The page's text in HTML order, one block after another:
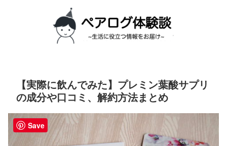
【実際に飲んでみた】プレミン葉酸サプリ
の成分や口コミ、解約方法まとめ
Save